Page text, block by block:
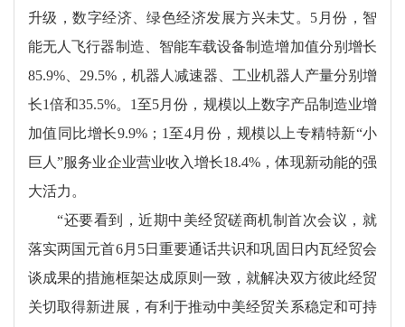
升级，数字经济、绿色经济发展方兴未艾。5月份，智
能无人飞行器制造、智能车载设备制造增加值分别增长
85.9%、29.5%，机器人减速器、工业机器人产量分别增
长1倍和35.5%。1至5月份，规模以上数字产品制造业增
加值同比增长9.9%；1至4月份，规模以上专精特新“小
巨人”服务业企业营业收入增长18.4%，体现新动能的强
大活力。
“还要看到，近期中美经贸磋商机制首次会议，就
落实两国元首6月5日重要通话共识和巩固日内瓦经贸会
谈成果的措施框架达成原则一致，就解决双方彼此经贸
关切取得新进展，有利于推动中美经贸关系稳定和可持